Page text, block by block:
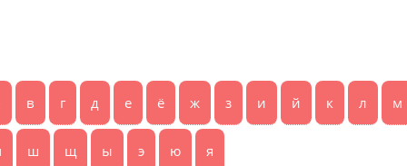
в г д е ё ж з и й к л м
ш щ ы э ю я